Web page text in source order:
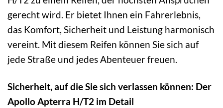
gerecht wird. Er bietet Ihnen ein Fahrerlebnis,
das Komfort, Sicherheit und Leistung harmonisch
vereint. Mit diesem Reifen können Sie sich auf
jede Straße und jedes Abenteuer freuen.
Sicherheit, auf die Sie sich verlassen können: Der
Apollo Apterra H/T2 im Detail